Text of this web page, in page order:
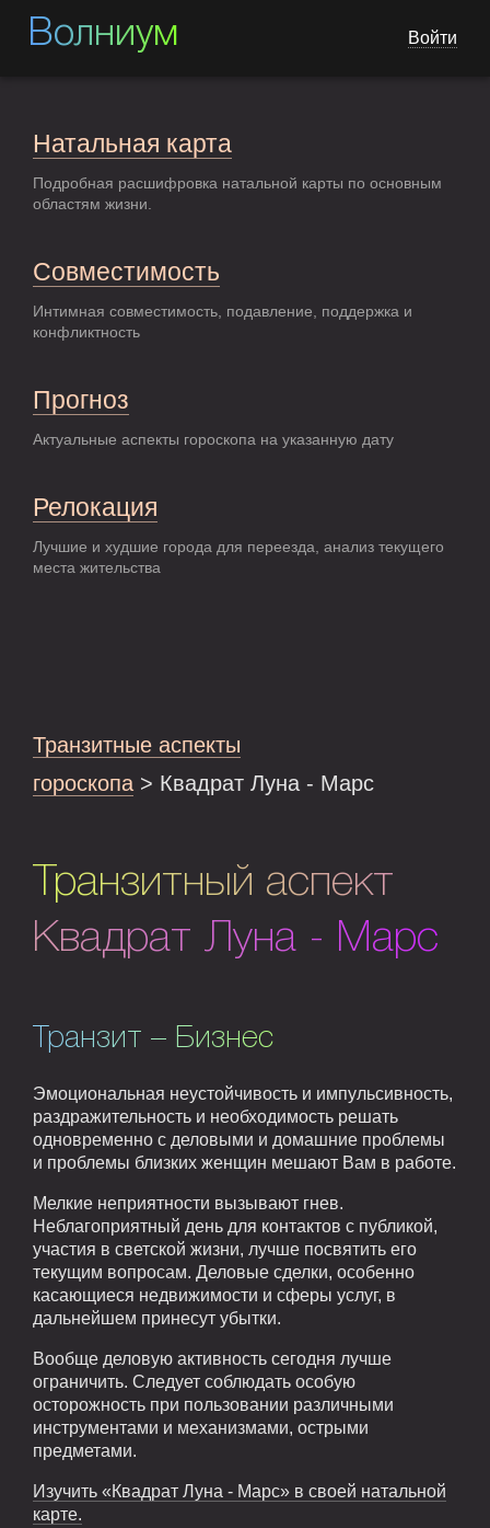
Волниум Войти
Натальная карта
Подробная расшифровка натальной карты по основным
областям жизни.
Совместимость
Интимная совместимость, подавление, поддержка и
конфликтность
Прогноз
Актуальные аспекты гороскопа на указанную дату
Релокация
Лучшие и худшие города для переезда, анализ текущего
места жительства
Транзитные аспекты
гороскопа > Квадрат Луна - Марс
Транзитный аспект
Квадрат Луна - Марс
Транзит – Бизнес
Эмоциональная неустойчивость и импульсивность,
раздражительность и необходимость решать
одновременно с деловыми и домашние проблемы
и проблемы близких женщин мешают Вам в работе.
Мелкие неприятности вызывают гнев.
Неблагоприятный день для контактов с публикой,
участия в светской жизни, лучше посвятить его
текущим вопросам. Деловые сделки, особенно
касающиеся недвижимости и сферы услуг, в
дальнейшем принесут убытки.
Вообще деловую активность сегодня лучше
ограничить. Следует соблюдать особую
осторожность при пользовании различными
инструментами и механизмами, острыми
предметами.
Изучить «Квадрат Луна - Марс» в своей натальной
карте.